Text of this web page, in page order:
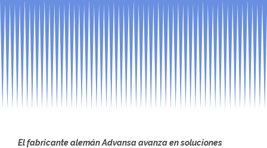
El fabricante alemán Advansa avanza en soluciones